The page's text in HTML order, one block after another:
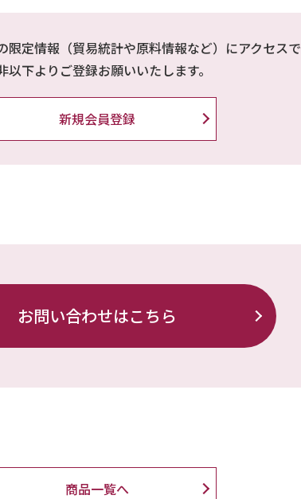
定情報（貿易統計や原料情報など）にアクセスで
以下よりご登録お願いいたします。
新規会員登録
お問い合わせはこちら
商品一覧へ